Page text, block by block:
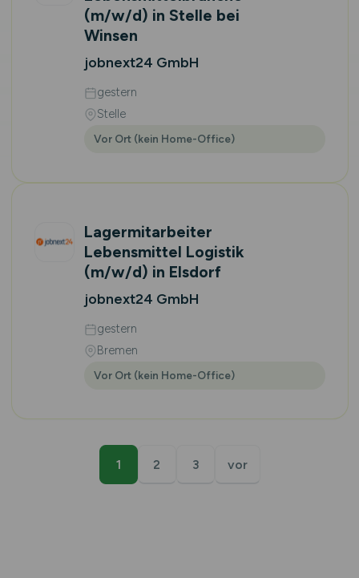
(m/w/d) in Stelle bei
Winsen
jobnext24 GmbH
gestern
Stelle
Vor Ort (kein Home-Office)
Lagermitarbeiter
Lebensmittel Logistik
(m/w/d) in Elsdorf
jobnext24 GmbH
gestern
Bremen
Vor Ort (kein Home-Office)
1 2 3 vor